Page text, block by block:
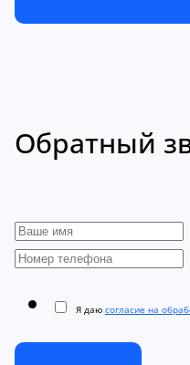
Обратный
Я даю согласие на